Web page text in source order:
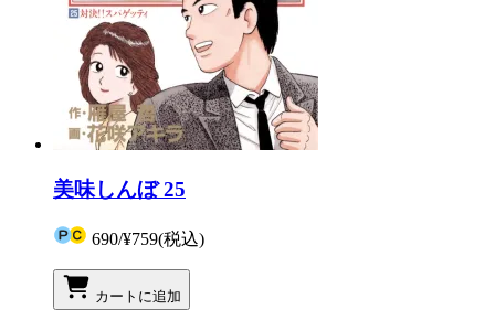
美味しんぼ 25
690/¥759(税込)
カートに追加